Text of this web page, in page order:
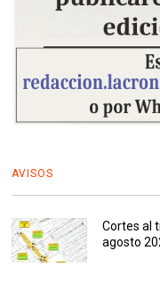
AVISOS
Cortes al
agosto